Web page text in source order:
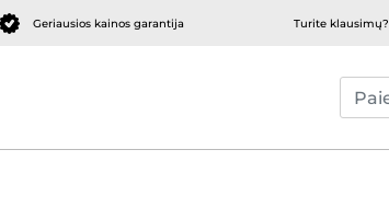
Geriausios kainos garantija Turite klausimų?